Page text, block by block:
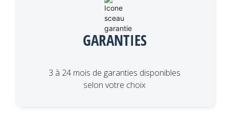
GARANTIES
3 à 24 mois de garanties disponibles
selon votre choix